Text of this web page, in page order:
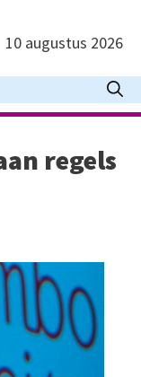
10 augustus 2026
regels